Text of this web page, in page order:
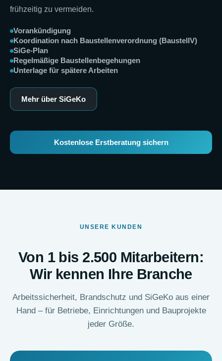
frühzeitig zu vermeiden.
Vorankündigung
Koordination nach Baustellenverordnung (BaustellV)
SiGe-Plan
Regelmäßige Baustellenbegehungen
Unterlage für spätere Arbeiten
Mehr über SiGeKo
Kostenlose Erstberatung sichern
UNSERE KUNDEN
Von 1 bis 2.500 Mitarbeitern:
Wir kennen Ihre Branche
Ar­beits­si­cher­heit, Brandschutz und SiGeKo aus einer
Hand – für Betriebe, Einrichtungen und Bauprojekte
jeder Größe.